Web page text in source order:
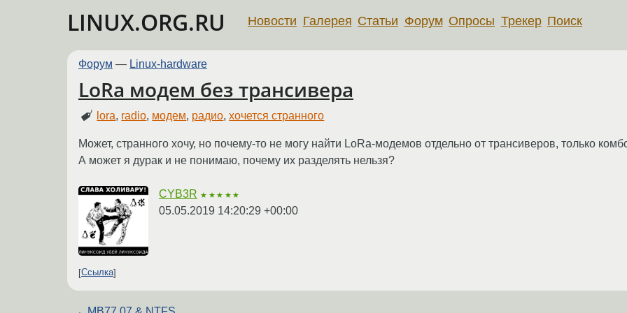
LINUX.ORG.RU Новости Галерея Статьи Форум Опросы Трекер Поиск
Форум — Linux-hardware
LoRa модем без трансивера
lora, radio, модем, радио,хочется странного
Может, странного хочу, но почему-то не могу найти LoRa-модемов отдельно от трансиверов, только
А может я дурак и не понимаю, почему их разделять нельзя?
CYB3R ★★★★★
05.05.2019 14:20:29 +00:00
Ссылка